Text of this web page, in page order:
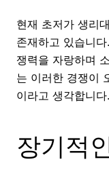
현재 초저가 생리
존재하고 있습니
쟁력을 자랑하며
는 이러한 경쟁이
이라고 생각합니다.
장기적